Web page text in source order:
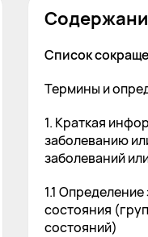
Список
Термины и
1. Краткая
заболеванию
заболеваний
1.1
состояния
состояний)